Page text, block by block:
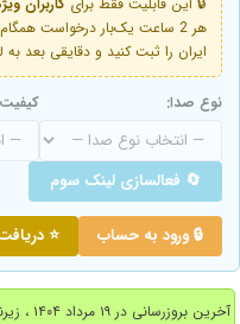
ایران را ثبت کنید و دقایقی
نوع صدا:
🔄 فعالسازی لینک سوم
🔒 ورود به حساب ⭐
آخرین بروزرسانی در ۱۹ مرداد ۱۴۰۴ ، زیرنویس فارسی اضافه شد.